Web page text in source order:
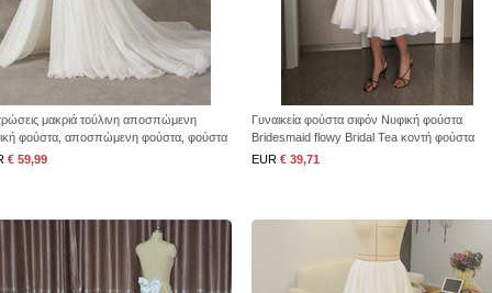
μακριά τούλινη αποσπώμενη
φούστα, αποσπώμενη φούστα, φούστα
Μακριά φούστα τρένου, Νυφική
€ 59,99
Γυναικεία φούστα σιφόν Νυφική φούστα
Bridesmaid flowy Bridal Tea κοντή φούστα
γάμου 68cm
EUR € 39,71